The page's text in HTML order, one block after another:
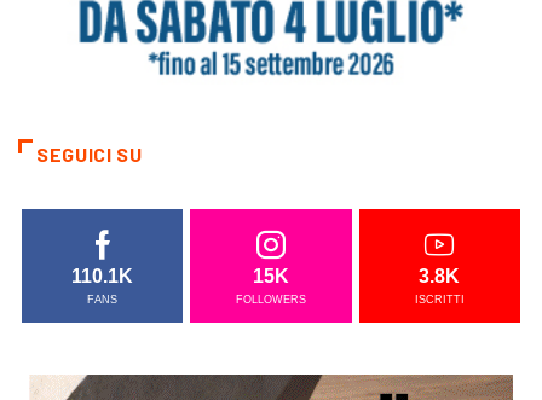
SEGUICI SU
110.1K
FANS
15K
FOLLOWERS
3.8K
ISCRITTI